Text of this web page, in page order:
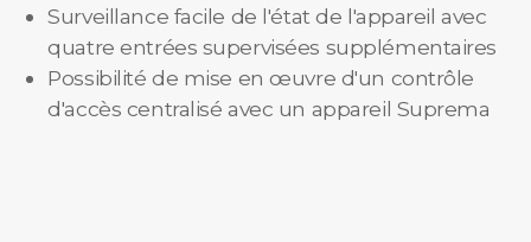
Surveillance facile de l'état de l'appareil avec
quatre entrées supervisées supplémentaires
Possibilité de mise en œuvre d'un contrôle
d'accès centralisé avec un appareil Suprema